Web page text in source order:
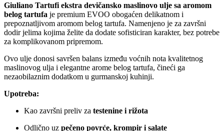
Giuliano Tartufi ekstra devičansko maslinovo ulje sa aromom
belog tartufa je premium EVOO obogaćen delikatnom i
prepoznatljivom aromom belog tartufa. Namenjeno je za završni
dodir jelima kojima želite da dodate sofisticiran karakter, bez potrebe
za komplikovanom pripremom.
Ovo ulje donosi savršen balans između voćnih nota kvalitetnog
maslinovog ulja i elegantne arome belog tartufa, čineći ga
nezaobilaznim dodatkom u gurmanskoj kuhinji.
Upotreba:
Kao završni preliv za testenine i rižota
Odlično uz pečeno povrće, krompir i salate